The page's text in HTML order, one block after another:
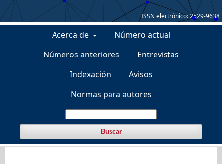
ISSN electrónico:2529-9638
Acerca de
Número actual
Números anteriores
Entrevistas
Indexación
Avisos
Normas para autores
Buscar